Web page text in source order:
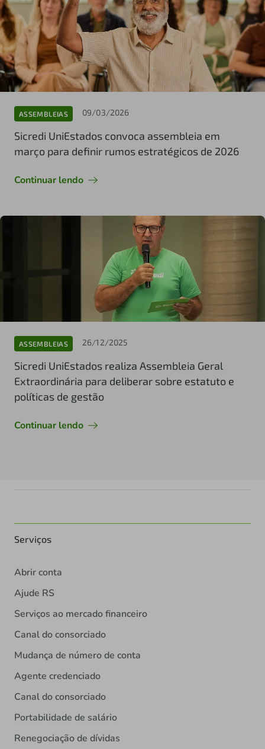
ASSEMBLEIAS 09/03/2026
Sicredi UniEstados convoca assembleia em
março para definir rumos estratégicos de 2026
Continuar lendo
ASSEMBLEIAS 26/12/2025
Sicredi UniEstados realiza Assembleia Geral
Extraordinária para deliberar sobre estatuto e
políticas de gestão
Continuar lendo
Serviços
Abrir conta
Ajude RS
Serviços ao mercado financeiro
Canal do consorciado
Mudança de número de conta
Agente credenciado
Canal do consorciado
Portabilidade de salário
Renegociação de dívidas